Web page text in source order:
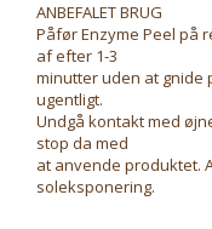
ANBEFALET BRUG
Påfør Enzyme Peel på
af efter 1-3
minutter uden at gnide
ugentligt.
Undgå kontakt med
stop da med
at anvende produktet.
soleksponering.